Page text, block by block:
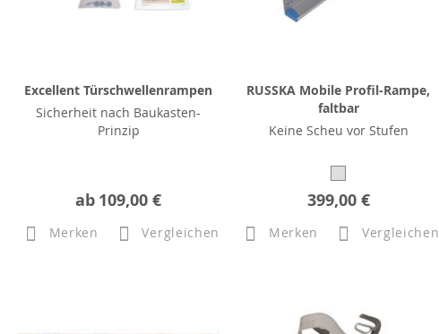
Excellent Türschwellenrampen
Sicherheit nach Baukasten-
Prinzip
ab 109,00 €
Merken Vergleichen
RUSSKA Mobile Profil-Rampe,
faltbar
Keine Scheu vor Stufen
399,00 €
Merken Vergleichen